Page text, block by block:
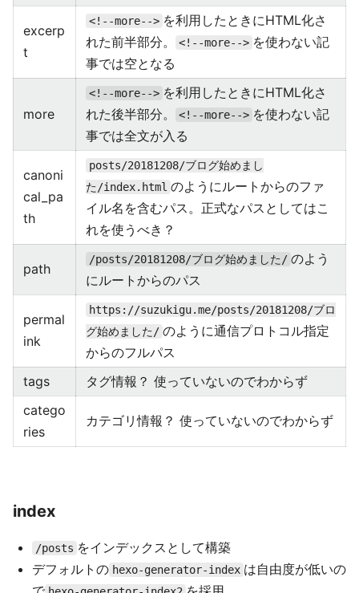
excerp
t
<!--more--> を利用したときにHTML化さ
れた前半部分。
<!--more--> を使わない記
事では空となる
more
<!--more--> を利用したときにHTML化さ
れた後半部分。
<!--more--> を使わない記
事では全文が入る
canoni
cal_pa
th
posts/20181208/ブログ始めまし
た/index.html のようにルートからのファ
イル名を含むパス。正式なパスとしてはこ
れを使うべき？
path
/posts/20181208/ブログ始めました/ のよう
にルートからのパス
permal
ink
https://suzukigu.me/posts/20181208/ブロ
グ始めました/ のように通信プロトコル指定
からのフルパス
tags
タグ情報？ 使っていないのでわからず
catego
ries
カテゴリ情報？ 使っていないのでわからず
index
/posts をインデックスとして構築
デフォルトの hexo-generator-index は自由度が低いの